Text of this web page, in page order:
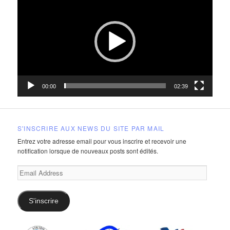
00:00 02:39
S'INSCRIRE AUX NEWS DU SITE PAR MAIL
Entrez votre adresse email pour vous inscrire et recevoir une
notification lorsque de nouveaux posts sont édités.
Email
Address
S'inscrire